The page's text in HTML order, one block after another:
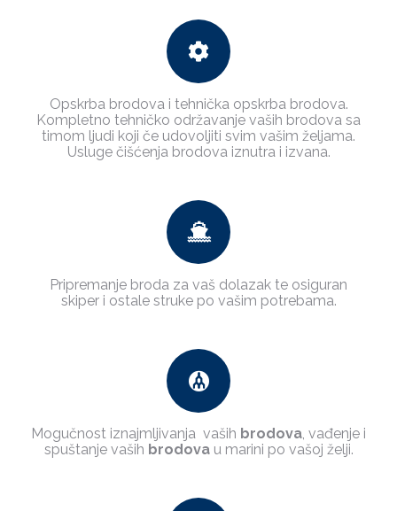
Opskrba brodova i tehnička opskrba brodova.
Kompletno tehničko održavanje vaših brodova sa
timom ljudi koji če udovoljiti svim vašim željama.
Usluge čišćenja brodova iznutra i izvana.
Pripremanje broda za vaš dolazak te osiguran
skiper i ostale struke po vašim potrebama.
Mogučnost iznajmljivanja vaših brodova, vađenje i
spuštanje vaših brodovau marini po vašoj želji.